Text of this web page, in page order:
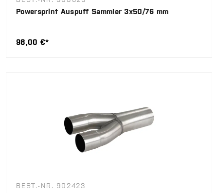
Powersprint Auspuff Sammler 3x50/76 mm
98,00 €*
BEST.-NR. 902423